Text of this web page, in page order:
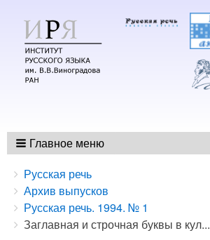
Главное меню
Breadcrumbs
You
are
here:
Русская речь
Архив выпусков
Русская речь. 1994. № 1
Заглавная и строчная буквы в кул...